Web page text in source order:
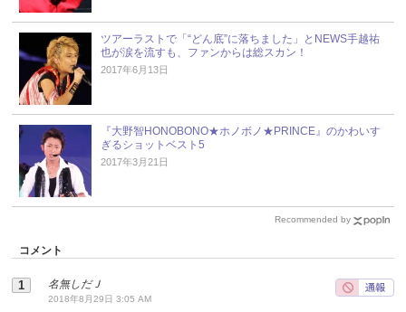
ツアーラストで「“どん底”に落ちました」とNEWS手越祐
也が涙を流すも、ファンからは総スカン！
2017年6月13日
『大野智HONOBONO★ホノボノ★PRINCE』のかわいす
ぎるショットベスト5
2017年3月21日
Recommended by
コメント
名無しだＪ
2018年8月29日 3:05 AM